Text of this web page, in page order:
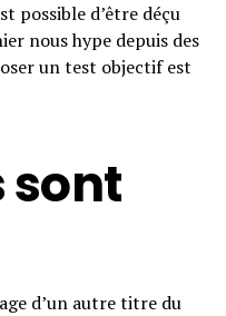
possible d’être déçu
nous hype depuis des
un test objectif est
sont
d’un autre titre du